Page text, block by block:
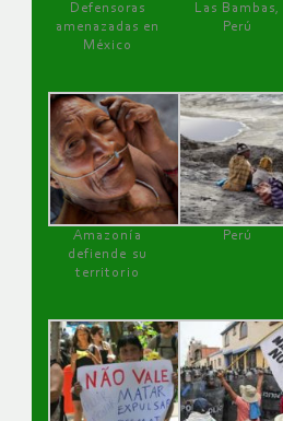
Defensoras
amenazadas en
México
Las Bambas,
Perú
Amazonía
defiende su
territorio
Perú